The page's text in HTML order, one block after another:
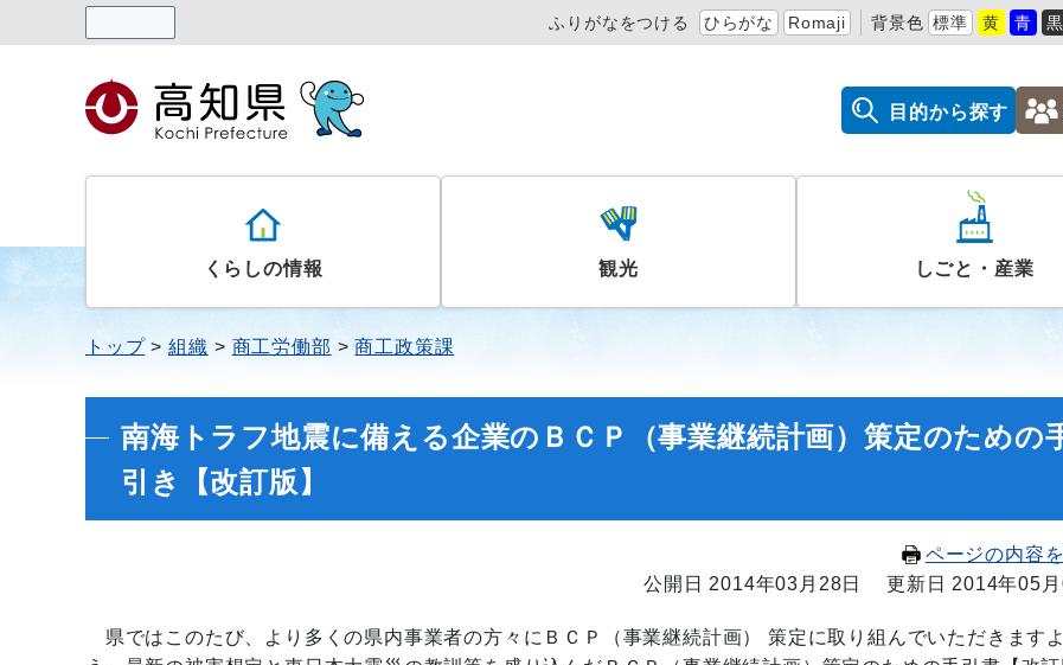
ふりがなをつける ひらがな Romaji 背景色 標準 黄 青 黒
目的から探す
くらしの情報 観光 しごと・産業
トップ 組織 商工労働部 商工政策課
南海トラフ地震に備える企業のＢＣＰ（事業継続計画）策定のための
引き【改訂版】
ページの内容
公開日 2014年03月28日
更新日 2014年05月
県ではこのたび、より多くの県内事業者の方々にＢＣＰ（事業継続計画） 策定に取り組んでいただきますよ